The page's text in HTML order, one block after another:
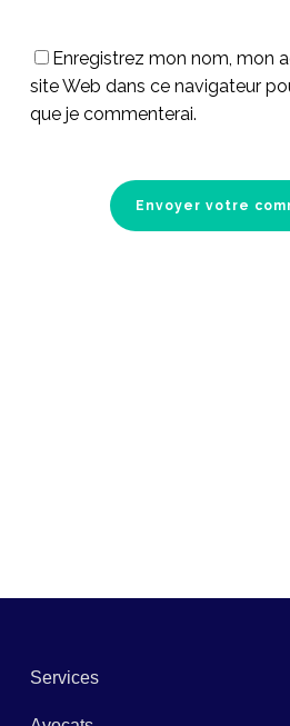
Enregistrez mon nom, mon
site Web dans ce navigateur
que je commenterai.
Services